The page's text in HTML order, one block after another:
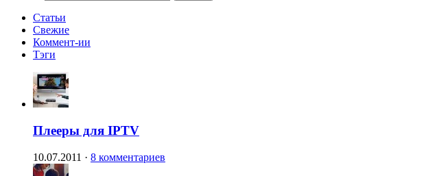
Статьи
Свежие
Коммент-ии
Тэги
Плееры для IPTV
10.07.2011 · 8 комментариев